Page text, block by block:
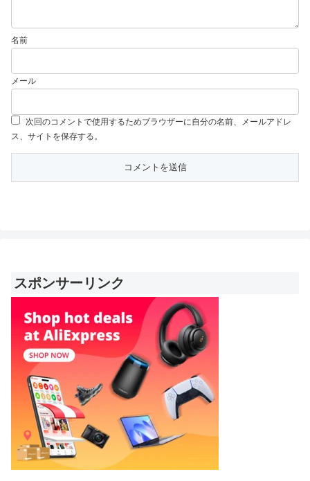
名前
メール
次回のコメントで使用するためブラウザーに自分の名前、メールアドレ
ス、サイトを保存する。
スポンサーリンク